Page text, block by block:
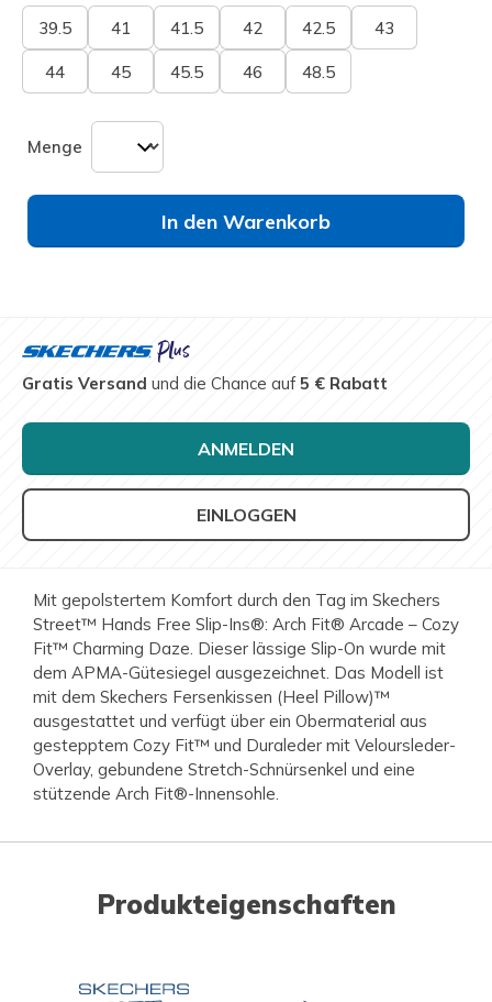
39.5 41 41.5 42 42.5 43
44 45 45.5 46 48.5
Menge
In den Warenkorb
Gratis Versand und die Chance auf5 € Rabatt
ANMELDEN
EINLOGGEN
Mit gepolstertem Komfort durch den Tag im Skechers
Street™ Hands Free Slip-Ins®: Arch Fit® Arcade – Cozy
Fit™ Charming Daze. Dieser lässige Slip-On wurde mit
dem APMA-Gütesiegel ausgezeichnet. Das Modell ist
mit dem Skechers Fersenkissen (Heel Pillow)™
ausgestattet und verfügt über ein Obermaterial aus
gestepptem Cozy Fit™ und Duraleder mit Veloursleder-
Overlay, gebundene Stretch-Schnürsenkel und eine
stützende Arch Fit®-Innensohle.
Produkteigenschaften